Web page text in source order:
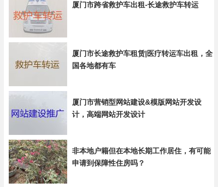
厦门市跨省救护车出租-长途救护车转运
厦门市长途救护车租赁|医疗转运车出租，全
国各地都有车
厦门市营销型网站建设&模版网站开发设
计，高端网站开发设计
非本地户籍但在本地长期工作居住，有可能
申请到保障性住房吗？